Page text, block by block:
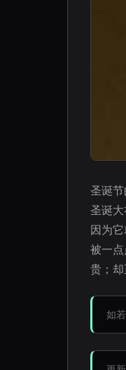
圣诞
圣诞
因为
被一
贵；却
如